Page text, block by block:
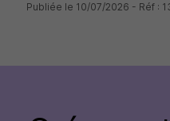
Publiée le 10/07/2026 - Réf :